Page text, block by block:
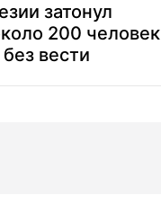
затонул
200 человек
вести